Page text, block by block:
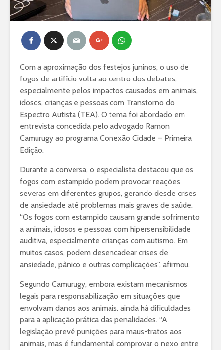
Com a aproximação dos festejos juninos, o uso de
fogos de artifício volta ao centro dos debates,
especialmente pelos impactos causados em animais,
idosos, crianças e pessoas com Transtorno do
Espectro Autista (TEA). O tema foi abordado em
entrevista concedida pelo advogado Ramon
Camurugy ao programa Conexão Cidade – Primeira
Edição.
Durante a conversa, o especialista destacou que os
fogos com estampido podem provocar reações
severas em diferentes grupos, gerando desde crises
de ansiedade até problemas mais graves de saúde.
“Os fogos com estampido causam grande sofrimento
a animais, idosos e pessoas com hipersensibilidade
auditiva, especialmente crianças com autismo. Em
muitos casos, podem desencadear crises de
ansiedade, pânico e outras complicações”, afirmou.
Segundo Camurugy, embora existam mecanismos
legais para responsabilização em situações que
envolvam danos aos animais, ainda há dificuldades
para a aplicação prática das penalidades. “A
legislação prevê punições para maus-tratos aos
animais, mas é fundamental comprovar o nexo entre